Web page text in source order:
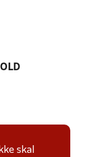
skal